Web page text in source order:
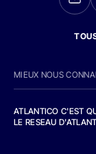
MIEUX NOUS
ATLANTICO C'EST
LE RESEAU